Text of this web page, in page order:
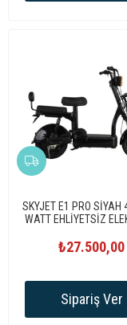
SKYJET E1 PRO SİYAH
WATT EHLİYETSİZ
₺27.500,00
Sipariş Ver